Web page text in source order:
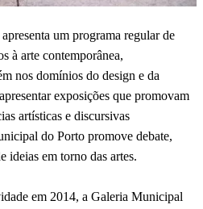
um programa regular de
à arte contemporânea,
nos domínios do design e da
exposições que promovam
artísticas e discursivas
do Porto promove debate,
ideias em torno das artes.
em 2014, a Galeria Municipal